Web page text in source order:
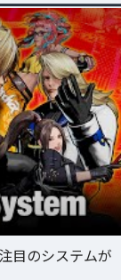
目のシステムが